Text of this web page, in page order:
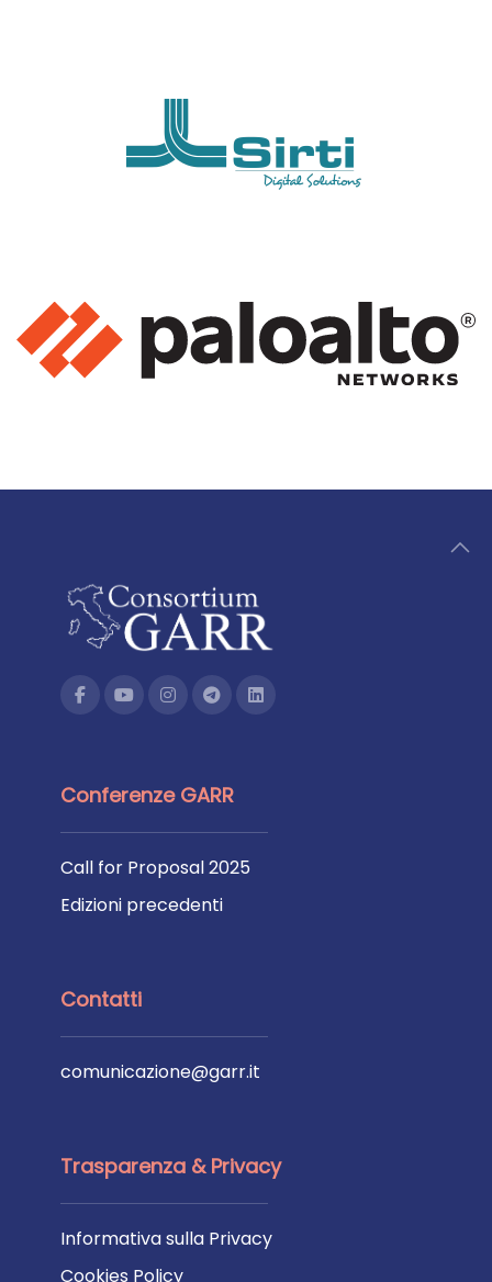
Conferenze GARR
Call for Proposal 2025
Edizioni precedenti
Contatti
comunicazione@garr.it
Trasparenza & Privacy
Informativa sulla Privacy
Cookies Policy